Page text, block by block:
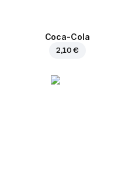
Coca-Cola
2,10 €